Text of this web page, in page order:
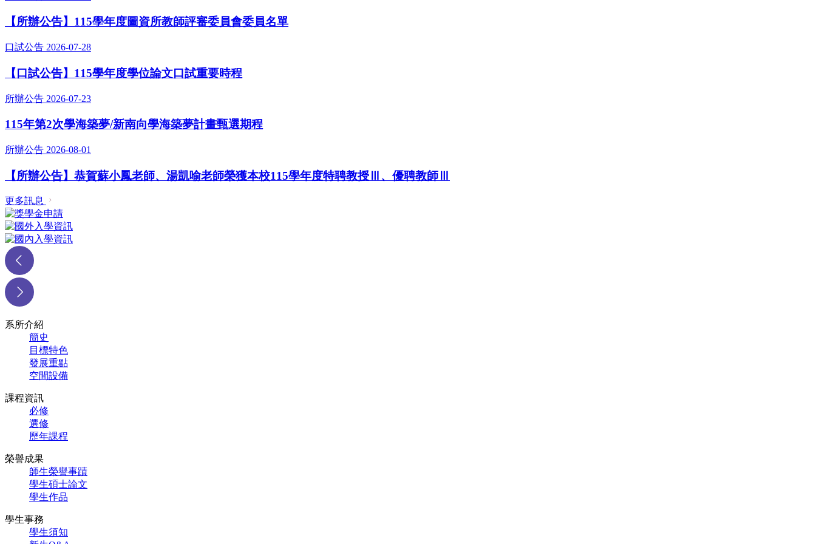
【所辦公告】115學年度圖資所教師評審委員會委員名單
口試公告 2026-07-28
【口試公告】115學年度學位論文口試重要時程
所辦公告 2026-07-23
115年第2次學海築夢/新南向學海築夢計畫甄選期程
所辦公告 2026-08-01
【所辦公告】恭賀蘇小鳳老師、湯凱喻老師榮獲本校115學年度特聘教授Ⅲ、優聘教師Ⅲ
更多訊息
系所介紹
簡史
目標特色
發展重點
空間設備
課程資訊
必修
選修
歷年課程
榮譽成果
師生榮譽事蹟
學生碩士論文
學生作品
學生事務
學生須知